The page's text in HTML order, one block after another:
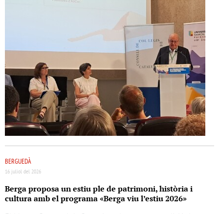
BERGUEDÀ
16 juliol del 2026
Berga proposa un estiu ple de patrimoni, història i
cultura amb el programa «Berga viu l’estiu 2026»